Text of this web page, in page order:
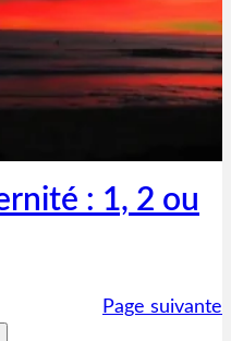
: 1, 2 ou
Page suivante